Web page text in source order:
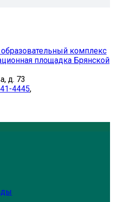
комплекс
площадка Брянской
д. 73
4445,